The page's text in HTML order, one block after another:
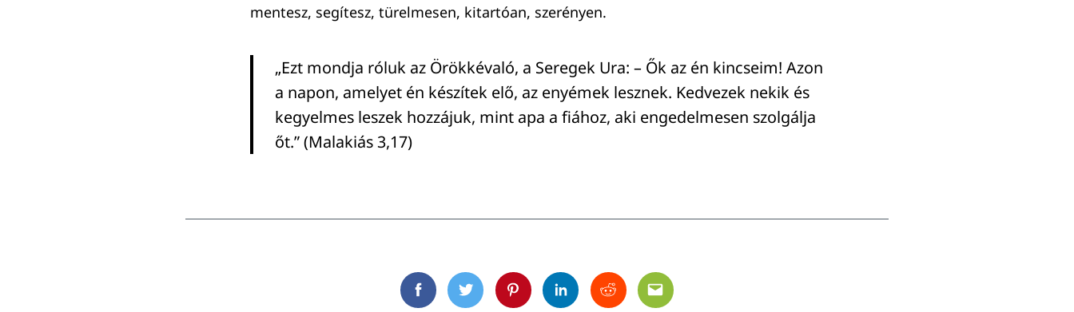
mentesz, segítesz, türelmesen, kitartóan, szerényen.
„Ezt mondja róluk az Örökkévaló, a Seregek Ura: – Ők az én kincseim! Azon
a napon, amelyet én készítek elő, az enyémek lesznek. Kedvezek nekik és
kegyelmes leszek hozzájuk, mint apa a fiához, aki engedelmesen szolgálja
őt.” (Malakiás 3,17)
FacebookTwitterPinterestLinkedinRedditEmail